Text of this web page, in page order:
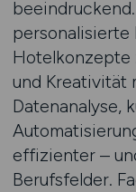
personalisierte
Hotelkonzepte
und Kreativität
Datenanalyse,
effizienter –
Berufsfelder.